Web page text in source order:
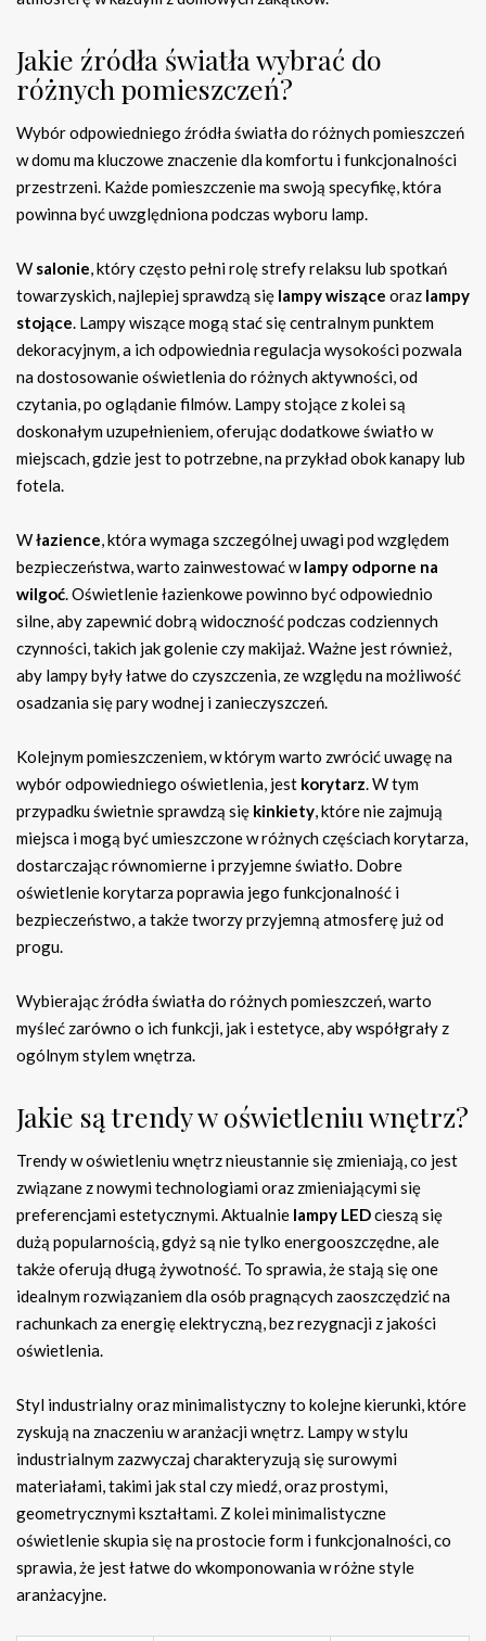
Jakie źródła światła wybrać do
różnych pomieszczeń?
Wybór odpowiedniego źródła światła do różnych pomieszczeń
w domu ma kluczowe znaczenie dla komfortu i funkcjonalności
przestrzeni. Każde pomieszczenie ma swoją specyfikę, która
powinna być uwzględniona podczas wyboru lamp.
W salonie, który często pełni rolę strefy relaksu lub spotkań
towarzyskich, najlepiej sprawdzą się lampy wiszące oraz lampy
stojące. Lampy wiszące mogą stać się centralnym punktem
dekoracyjnym, a ich odpowiednia regulacja wysokości pozwala
na dostosowanie oświetlenia do różnych aktywności, od
czytania, po oglądanie filmów. Lampy stojące z kolei są
doskonałym uzupełnieniem, oferując dodatkowe światło w
miejscach, gdzie jest to potrzebne, na przykład obok kanapy lub
fotela.
Włazience, która wymaga szczególnej uwagi pod względem
bezpieczeństwa, warto zainwestować wlampy odporne na
wilgoć. Oświetlenie łazienkowe powinno być odpowiednio
silne, aby zapewnić dobrą widoczność podczas codziennych
czynności, takich jak golenie czy makijaż. Ważne jest również,
aby lampy były łatwe do czyszczenia, ze względu na możliwość
osadzania się pary wodnej i zanieczyszczeń.
Kolejnym pomieszczeniem, w którym warto zwrócić uwagę na
wybór odpowiedniego oświetlenia, jest korytarz. W tym
przypadku świetnie sprawdzą się kinkiety, które nie zajmują
miejsca i mogą być umieszczone w różnych częściach korytarza,
dostarczając równomierne i przyjemne światło. Dobre
oświetlenie korytarza poprawia jego funkcjonalność i
bezpieczeństwo, a także tworzy przyjemną atmosferę już od
progu.
Wybierając źródła światła do różnych pomieszczeń, warto
myśleć zarówno o ich funkcji, jak i estetyce, aby współgrały z
ogólnym stylem wnętrza.
Jakie są trendy w oświetleniu wnętrz?
Trendy w oświetleniu wnętrz nieustannie się zmieniają, co jest
związane z nowymi technologiami oraz zmieniającymi się
preferencjami estetycznymi. Aktualnie lampy LEDcieszą się
dużą popularnością, gdyż są nie tylko energooszczędne, ale
także oferują długą żywotność. To sprawia, że stają się one
idealnym rozwiązaniem dla osób pragnących zaoszczędzić na
rachunkach za energię elektryczną, bez rezygnacji z jakości
oświetlenia.
Styl industrialny oraz minimalistyczny to kolejne kierunki, które
zyskują na znaczeniu w aranżacji wnętrz. Lampy w stylu
industrialnym zazwyczaj charakteryzują się surowymi
materiałami, takimi jak stal czy miedź, oraz prostymi,
geometrycznymi kształtami. Z kolei minimalistyczne
oświetlenie skupia się na prostocie form i funkcjonalności, co
sprawia, że jest łatwe do wkomponowania w różne style
aranżacyjne.